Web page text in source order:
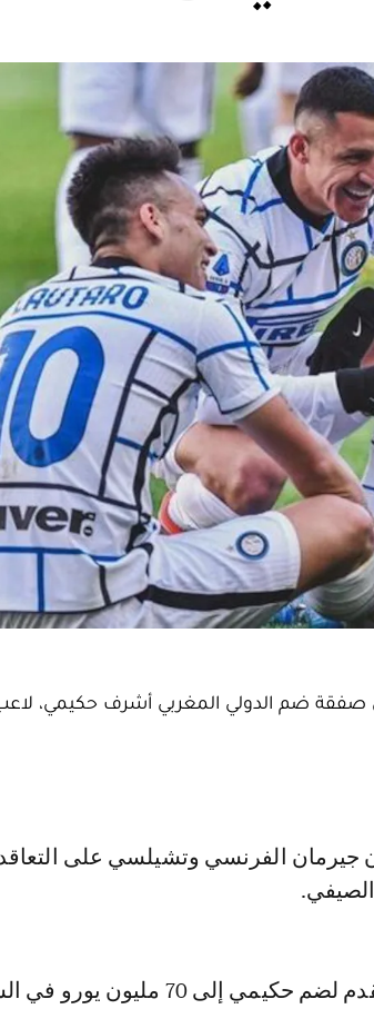
ضم الدولي المغربي أشرف حكيمي، لاعب
ورفع فريق باريس العرض المقدم لضم حكيمي إلى 70